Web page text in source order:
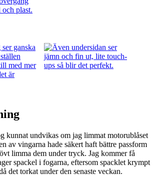
kunnat undvikas om jag limmat motorublåset
av vingarna hade säkert haft bättre passform
limma dem under tryck. Jag kommer få
spackel i fogarna, eftersom spacklet krympt
det torkat under den senaste veckan.